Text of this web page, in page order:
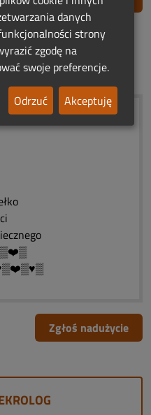
Zgłoś nadużycie
danych
strony
zgodę na
swoje preferencje.
Odrzuć Akceptuję